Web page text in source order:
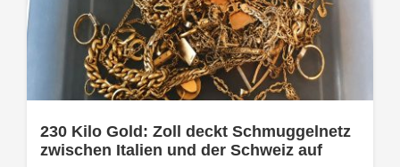
230 Kilo Gold: Zoll deckt Schmuggelnetz
zwischen Italien und der Schweiz auf